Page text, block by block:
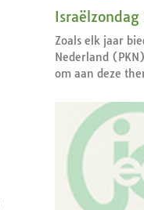
Israëlzondag
Zoals elk jaar
Nederland
om aan deze